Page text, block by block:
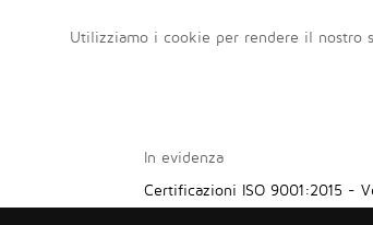
Utilizziamo i cookie per rendere il nostro
In evidenza
Certificazioni ISO 9001:2015 -